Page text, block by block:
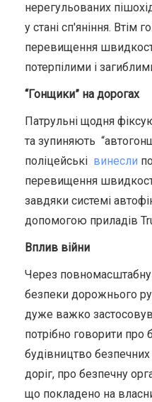
нерегульованих
у стані сп'яніння. Втім
перевищення
потерпілими і
“Гонщики” на дорогах
Патрульні щодня
та зупиняють
поліцейські винесли
перевищення
завдяки системі
допомогою приладів
Вплив війни
Через повномасштабну
безпеки дорожнього
дуже важко
потрібно говорити про
будівництво
доріг, про безпечну
що покладено на